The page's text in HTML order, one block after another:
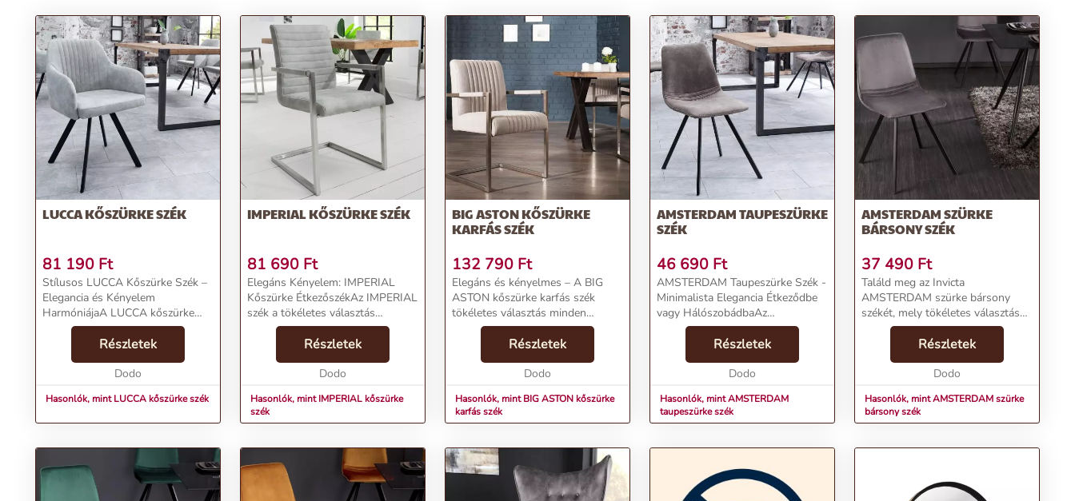
Szín:Szürke
Szállítási díj:1990 Ft
Előnyök:
Stílusos design:Minimalista és skandináv stílusok harmonikus egyesítése.
Masszív kivitel: Fém lábak biztosítják a szék stabilitását.
Univerzális felhasználás:Alkalmas étkezőhöz, hálószobához vagy irodához.
Rendeld meg most ezt a kőszürke széket, és teremts egyedi hangulatot otthonodban!
További információk>>
LUCCA KŐSZÜRKE SZÉK
81 190 Ft
Stílusos LUCCA Kőszürke Szék –
Elegancia és Kényelem
HarmóniájaA LUCCA kőszürke
szék egyedi kialakítása és kiváló
minősége által garantáltan
impozáns atmoszférát teremt
bármely enteriőrben.Termékjelle...
Részletek
Dodo
Hasonlók, mint LUCCA kőszürke szék
IMPERIAL KŐSZÜRKE SZÉK
81 690 Ft
Elegáns Kényelem: IMPERIAL
Kőszürke ÉtkezőszékAz IMPERIAL
szék a tökéletes választás
azoknak, akik nemcsak az
eleganciát, hanem a kényelmet is
fontosnak tartják. Ergonomikus
kialakítása, vastag, puhár...
Részletek
Dodo
Hasonlók, mint IMPERIAL kőszürke
szék
BIG ASTON KŐSZÜRKE
KARFÁS SZÉK
132 790 Ft
Elegáns és kényelmes – A BIG
ASTON kőszürke karfás szék
tökéletes választás minden
otthoni és irodai enteriőr
számára.Termékjellemzők:Név: BIG
ASTON kőszürke karfás székÁr:
113790 FtMárka: InvictaKate...
Részletek
Dodo
Hasonlók, mint BIG ASTON kőszürke
karfás szék
AMSTERDAM TAUPESZÜRKE
SZÉK
46 690 Ft
AMSTERDAM Taupeszürke Szék -
Minimalista Elegancia Étkeződbe
vagy HálószobádbaAz
AMSTERDAM szék a retro és
skandináv stílusok ötvözetét
kínálja, taupeszürke színben
tündökölve. Ideális választás
Részletek
Dodo
Hasonlók, mint AMSTERDAM
taupeszürke szék
AMSTERDAM SZÜRKE
BÁRSONY SZÉK
37 490 Ft
Találd meg az Invicta
AMSTERDAM szürke bársony
székét, mely tökéletes választás
retró stílusú étkezőasztal vagy
konyhai pult mellé. A csillogó
szürke huzata harmonikusan
illeszkedik más színekhez, és ...
Részletek
Dodo
Hasonlók, mint AMSTERDAM szürke
bársony szék